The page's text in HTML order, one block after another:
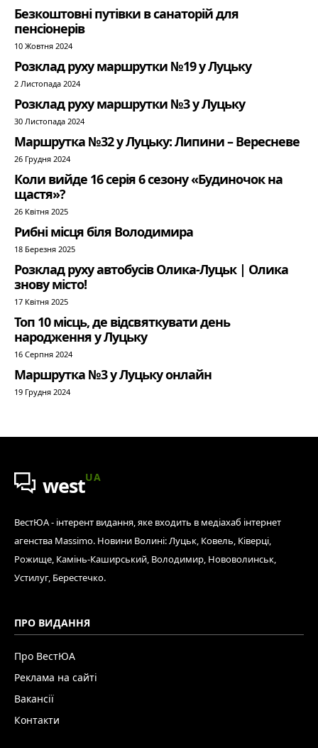
Безкоштовні путівки в санаторій для
пенсіонерів
10 Жовтня 2024
Розклад руху маршрутки №19 у Луцьку
2 Листопада 2024
Розклад руху маршрутки №3 у Луцьку
30 Листопада 2024
Маршрутка №32 у Луцьку: Липини – Вересневе
26 Грудня 2024
Коли вийде 16 серія 6 сезону «Будиночок на
щастя»?
26 Квітня 2025
Рибні місця біля Володимира
18 Березня 2025
Розклад руху автобусів Олика-Луцьк | Олика
знову місто!
17 Квітня 2025
Топ 10 місць, де відсвяткувати день
народження у Луцьку
16 Серпня 2024
Маршрутка №3 у Луцьку онлайн
19 Грудня 2024
westUA
ВестЮА - інтерент видання, яке входить в медіахаб інтернет
агенства Massimo. Новини Волині: Луцьк, Ковель, Ківерці,
Рожище, Камінь-Каширський, Володимир, Нововолинськ,
Устилуг, Берестечко.
ПРО ВИДАННЯ
Про ВестЮА
Реклама на сайті
Вакансії
Контакти